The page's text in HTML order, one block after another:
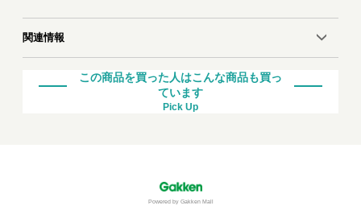
関連情報
この商品を買った人はこんな商品も買っ
ています
Pick Up
Powered by Gakken Mall